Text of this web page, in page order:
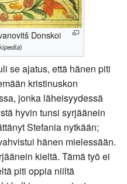
Donskoi
)
se ajatus, että hänen piti
kristinuskon
jonka läheisyydessä
hyvin tunsi syrjäänein
Stefania nytkään;
hänen mielessään.
kieltä. Tämä työ ei
piti oppia niiltä